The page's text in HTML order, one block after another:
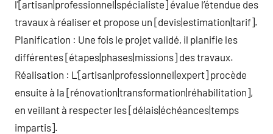
l'[artisan|professionnel|spécialiste] évalue l’étendue des
travaux à réaliser et propose un [devis|estimation|tarif].
Planification : Une fois le projet validé, il planifie les
différentes [étapes|phases|missions] des travaux.
Réalisation : L'[artisan|professionnel|expert] procède
ensuite à la [rénovation|transformation|réhabilitation],
en veillant à respecter les [délais|échéances|temps
impartis].